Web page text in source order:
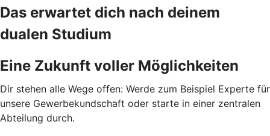
Das erwartet dich nach deinem
dualen Studium
Eine Zukunft voller Möglichkeiten
Dir stehen alle Wege offen: Werde zum Beispiel Experte für
unsere Gewerbekundschaft oder starte in einer zentralen
Abteilung durch.